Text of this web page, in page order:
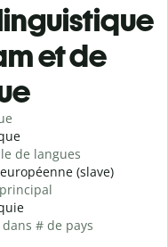
et de
de langues
(slave)
dans # de pays